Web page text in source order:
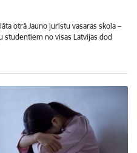
otrā Jauno juristu vasaras skola –
studentiem no visas Latvijas dod